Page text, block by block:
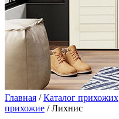
Главная /Каталог прихожих
прихожие / Лихнис